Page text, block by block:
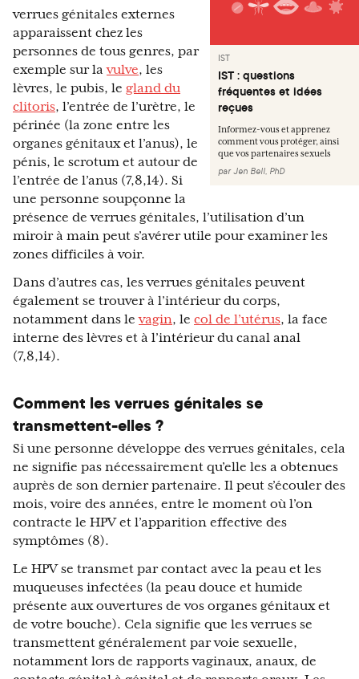
IST
IST : questions
fréquentes et idées
reçues
Informez-vous et apprenez
comment vous protéger, ainsi
que vos partenaires sexuels
parJen Bell, PhD
verrues génitales externes
apparaissent chez les
personnes de tous genres, par
exemple sur lavulve, les
lèvres, le pubis, le gland du
clitoris, l’entrée de l’urètre, le
périnée (la zone entre les
organes génitaux et l’anus), le
pénis, le scrotum et autour de
l’entrée de l’anus (7,8,14). Si
une personne soupçonne la
présence de verrues génitales, l’utilisation d’un
miroir à main peut s’avérer utile pour examiner les
zones difficiles à voir.
Dans d’autres cas, les verrues génitales peuvent
également se trouver à l’intérieur du corps,
notamment dans levagin, le col de l’utérus, la face
interne des lèvres et à l’intérieur du canal anal
(7,8,14).
Comment les verrues génitales se
transmettent-elles ?
Si une personne développe des verrues génitales, cela
ne signifie pas nécessairement qu’elle les a obtenues
auprès de son dernier partenaire. Il peut s’écouler des
mois, voire des années, entre le moment où l’on
contracte le HPV et l’apparition effective des
symptômes (8).
Le HPV se transmet par contact avec la peau et les
muqueuses infectées (la peau douce et humide
présente aux ouvertures de vos organes génitaux et
de votre bouche). Cela signifie que les verrues se
transmettent généralement par voie sexuelle,
notamment lors de rapports vaginaux, anaux, de